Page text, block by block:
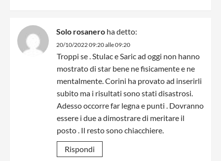
Solo rosanero ha detto:
20/10/2022 09:20 alle 09:20
Troppi se . Stulac e Saric ad oggi non hanno
mostrato di star bene ne fisicamente e ne
mentalmente. Corini ha provato ad inserirli
subito ma i risultati sono stati disastrosi.
Adesso occorre far legna e punti . Dovranno
essere i due a dimostrare di meritare il
posto . Il resto sono chiacchiere.
Rispondi